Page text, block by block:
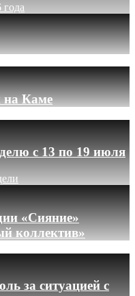
года
на Каме
с 13 по 19 июля
«Сияние»
коллектив»
за ситуацией с